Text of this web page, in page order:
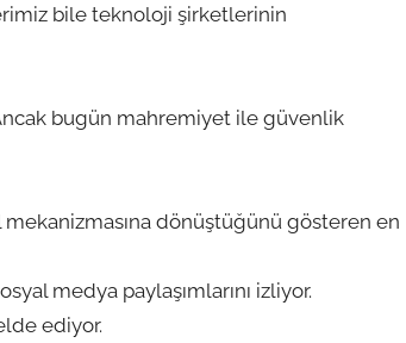
bile teknoloji şirketlerinin
bugün mahremiyet ile güvenlik
mekanizmasına dönüştüğünü gösteren en
medya paylaşımlarını izliyor.
ediyor.